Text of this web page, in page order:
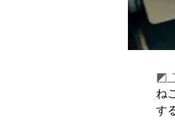
◩
ね
す